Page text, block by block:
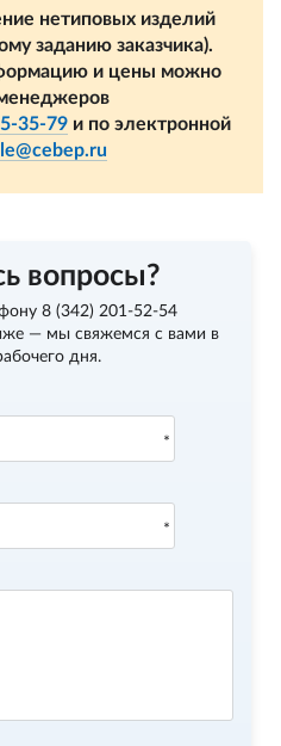
нетиповых изделий
заданию заказчика).
и цены можно
35-79 и по электронной
вопросы?
8 (342) 201-52-54
— мы свяжемся с вами в
дня.